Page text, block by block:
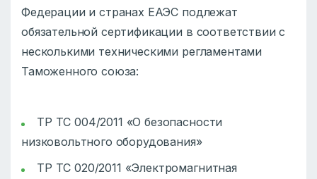
Федерации и странах ЕАЭС подлежат
обязательной сертификации в соответствии с
несколькими техническими регламентами
Таможенного союза:
ТР ТС 004/2011 «О безопасности
низковольтного оборудования»
ТР ТС 020/2011 «Электромагнитная